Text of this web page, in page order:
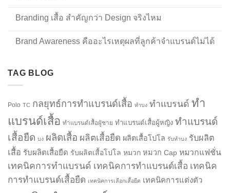
Branding เสื้อ สำคัญกว่า Design จริงไหม
Brand Awareness คืออะไรเหตุผลที่ลูกค้าจำแบรนด์ไม่ได้
TAG BLOG
Polo TC กลยุทธ์การทำแบรนด์เสื้อ ทำบง ทำแบรนด์ ทำ
แบรนด์เสื้อ ทำแบรนด์เสื้อผู้ชาย ทำแบรนด์เสื้อผู้หญิง ทำแบรนด์
เสื้อยืด บง ผลิตเสื้อ ผลิตเสื้อยืด ผลิตเสื้อโปโล รับทำบง รับผลิต
เสื้อ รับผลิตเสื้อยืด รับผลิตเสื้อโปโล หมวก หมวก Cap หมวกแฟชั่น
เทคนิคการทำแบรนด์ เทคนิคการทำแบรนด์เสื้อ เทคนิค
การทำแบรนด์เสื้อยืด เทคนิคการเลือกเสื้อยืด เทคนิคการแต่งตัว